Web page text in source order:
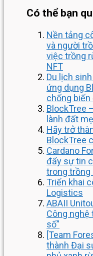
Có thể bạn
Nền tảng
và người
việc trồng
NFT
Du lịch
ứng dụng
chống biến
BlockTree
lành đất mẹ
Hãy trở
BlockTree
Cardano
đẩy sự tin
trong trồng
Triển khai
Logistics
ABAII
Công nghệ
số”
[Team
thành Đại